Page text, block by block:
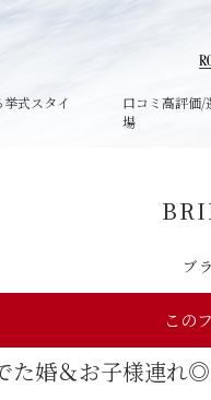
式スタイ
口コミ高評価/
場
ブ
この
た婚＆お子様連れ